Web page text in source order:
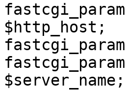
fastcgi_param	HTTP_HOST1
$http_host;
fastcgi_param	HTTP_HOST2		$host;
fastcgi_param	HTTP_HOST3
$server_name;